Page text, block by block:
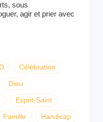
sous
agir et prier avec
Célébration
Dieu
Esprit-Saint
Famille Handicap